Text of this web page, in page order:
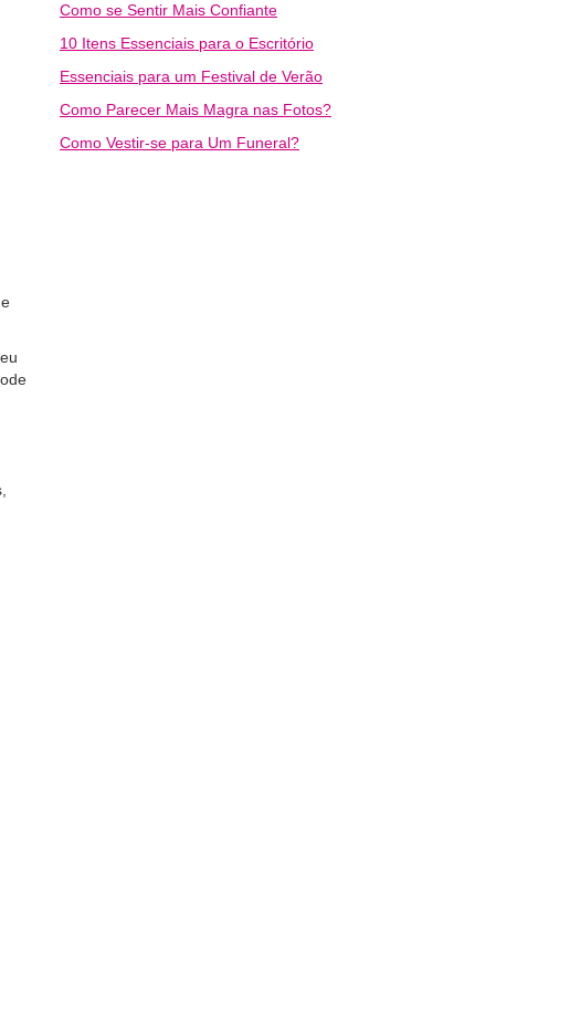
Como se Sentir Mais Confiante
10 Itens Essenciais para o Escritório
Essenciais para um Festival de Verão
Como Parecer Mais Magra nas Fotos?
Como Vestir-se para Um Funeral?